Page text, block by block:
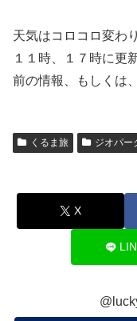
天気はコロコロ変わ
１１時、１７時に更
前の情報、もしくは
くるま旅 ジオパー
X